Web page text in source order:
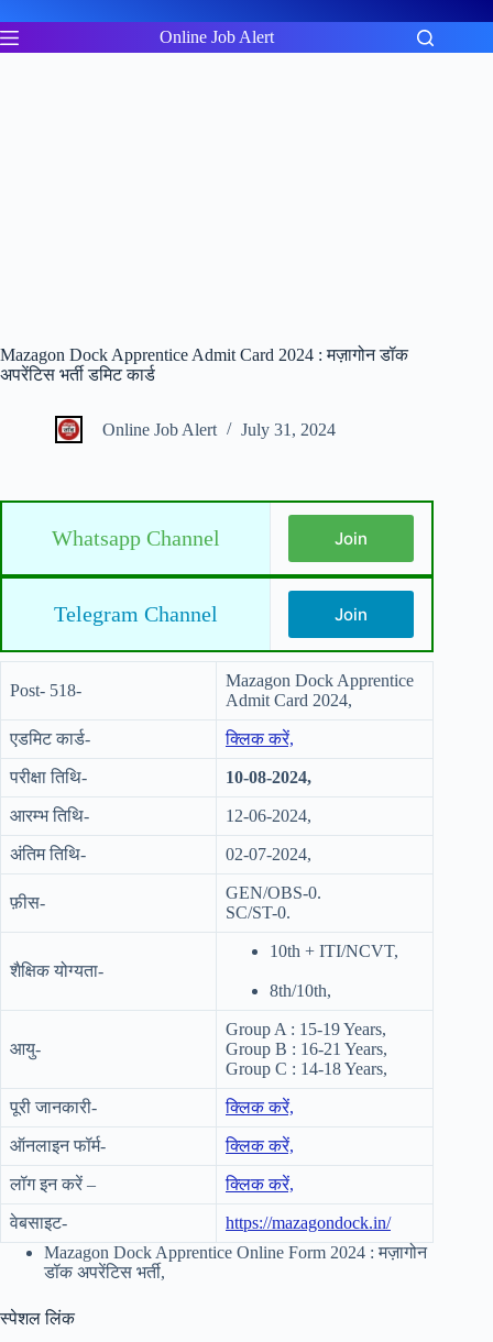
to
content
Online Job Alert
Mazagon Dock Apprentice Admit Card 2024 : मज़ागोन डॉक
अपरेंटिस भर्ती डमिट कार्ड
Online Job Alert July 31, 2024
Whatsapp Channel Join
Telegram Channel Join
Post- 518-
Mazagon Dock Apprentice
Admit Card 2024,
एडमिट कार्ड- क्लिक करें,
परीक्षा तिथि- 10-08-2024,
आरम्भ तिथि- 12-06-2024,
अंतिम तिथि- 02-07-2024,
फ़ीस-
GEN/OBS-0.
SC/ST-0.
शैक्षिक योग्यता-
10th + ITI/NCVT,
8th/10th,
आयु-
Group A : 15-19 Years,
Group B : 16-21 Years,
Group C : 14-18 Years,
पूरी जानकारी- क्लिक करें,
ऑनलाइन फॉर्म- क्लिक करें,
लॉग इन करें – क्लिक करें,
वेबसाइट-
https://mazagondock.in/
Mazagon Dock Apprentice Online Form 2024 : मज़ागोन
डॉक अपरेंटिस भर्ती,
स्पेशल लिंक